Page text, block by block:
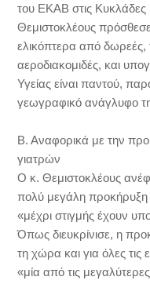
του ΕΚΑΒ στις
Θεμιστοκλέους
ελικόπτερα από δωρεές,
αεροδιακομιδές, και
Υγείας είναι παντού,
γεωγραφικό ανάγλυφο
Β. Αναφορικά με την
γιατρών
Ο κ. Θεμιστοκλέους
πολύ μεγάλη προκήρυξη
«μέχρι στιγμής έχουν
Όπως διευκρίνισε, η
τη χώρα και για όλες τις
«μία από τις